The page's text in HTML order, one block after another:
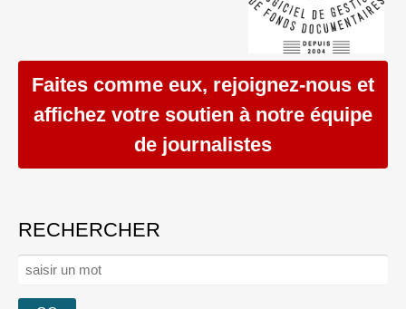
Faites comme eux, rejoignez-nous et
affichez votre soutien à notre équipe
de journalistes
RECHERCHER
Rechercher :